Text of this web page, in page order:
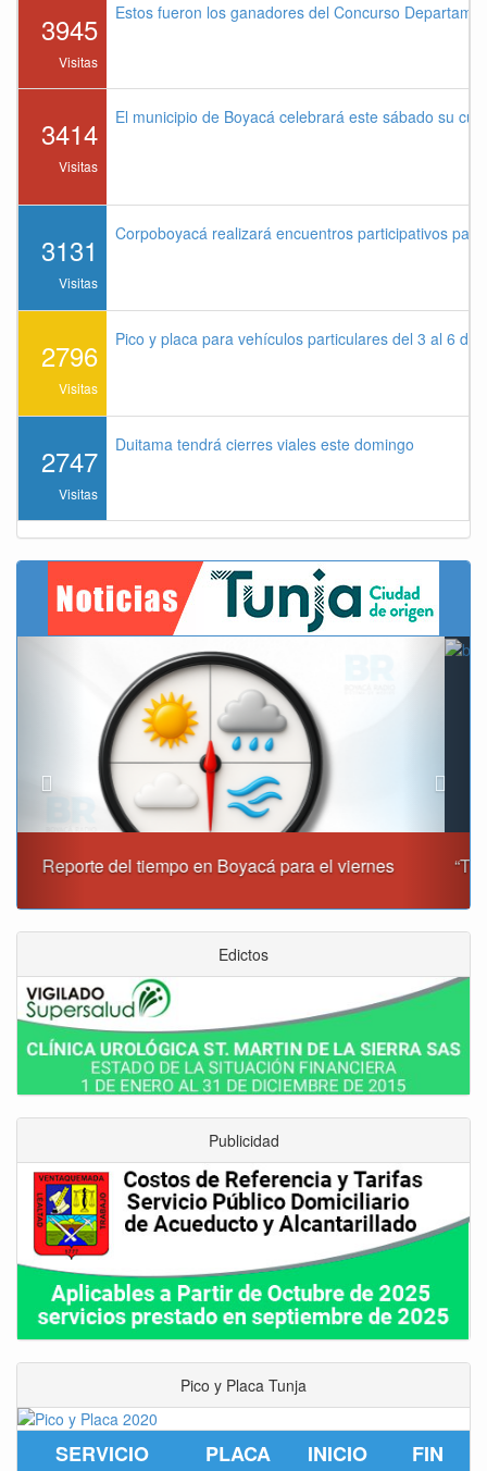
3945
Visitas
Estos fueron los ganadores del Concurso
3414
Visitas
El municipio de Boyacá celebrará este sábado su
3131
Visitas
Corpoboyacá realizará encuentros participativos
2796
Visitas
Pico y placa para vehículos particulares del 3 al 6 de
2747
Visitas
Duitama tendrá cierres viales este domingo
“Tunja nos ha dado demasiado y no podemos fallarle en
Next
Edictos
Publicidad
Pico y Placa Tunja
SERVICIO PLACA INICIO FIN